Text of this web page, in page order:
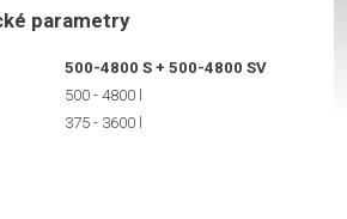
parametry
500-4800 S + 500-4800 SV
500 - 4800 l
375 - 3600 l